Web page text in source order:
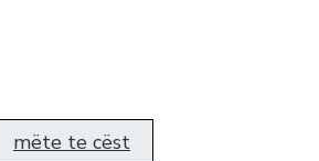
mëte te cëst